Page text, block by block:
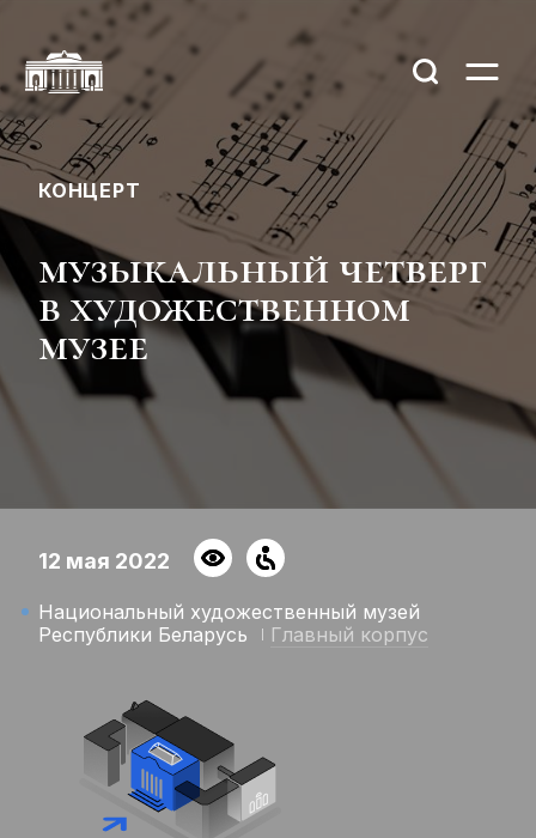
КОНЦЕРТ
музыкальный четверг
в художественном
музее
12 мая 2022
Национальный художественный музей
Республики Беларусь
Главный корпус